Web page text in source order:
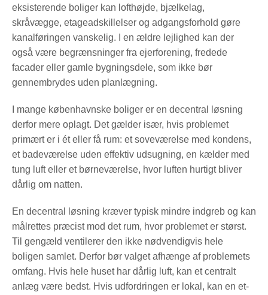
eksisterende boliger kan lofthøjde, bjælkelag,
skråvægge, etageadskillelser og adgangsforhold gøre
kanalføringen vanskelig. I en ældre lejlighed kan der
også være begrænsninger fra ejerforening, fredede
facader eller gamle bygningsdele, som ikke bør
gennembrydes uden planlægning.
I mange københavnske boliger er en decentral løsning
derfor mere oplagt. Det gælder især, hvis problemet
primært er i ét eller få rum: et soveværelse med kondens,
et badeværelse uden effektiv udsugning, en kælder med
tung luft eller et børneværelse, hvor luften hurtigt bliver
dårlig om natten.
En decentral løsning kræver typisk mindre indgreb og kan
målrettes præcist mod det rum, hvor problemet er størst.
Til gengæld ventilerer den ikke nødvendigvis hele
boligen samlet. Derfor bør valget afhænge af problemets
omfang. Hvis hele huset har dårlig luft, kan et centralt
anlæg være bedst. Hvis udfordringen er lokal, kan en et-